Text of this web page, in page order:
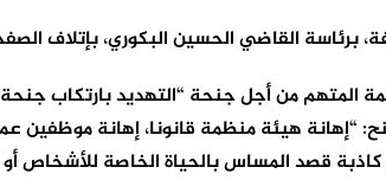
برئاسة القاضي الحسين البكوري، بإتلاف
المتهم من أجل جنحة “التهديد بارتكاب جنحة
“إهانة هيئة منظمة قانونا، إهانة موظفين
كاذبة قصد المساس بالحياة الخاصة للأشخاص